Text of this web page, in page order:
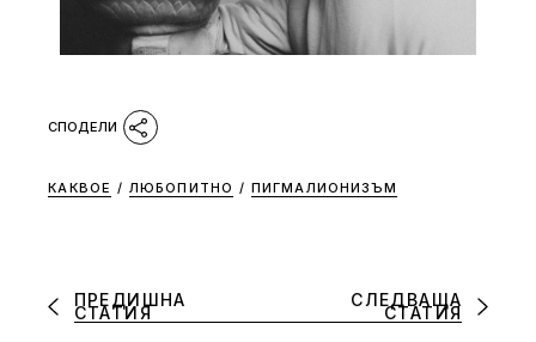
КАКВОЕ / ЛЮБОПИТНО / ПИГМАЛИОНИЗЪМ
ПРЕДИШНА
СТАТИЯ
СЛЕДВАЩА
СТАТИЯ